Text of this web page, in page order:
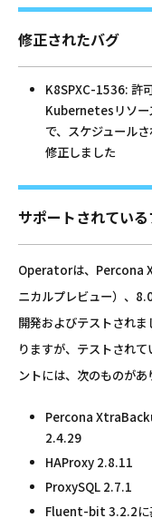
修正されたバグ
K8SPXC-1536: 許
Kubernetesリソー
で、スケジュール
修正しました
サポートされてい
Operatorは、Percona
ニカルプレビュー）、
開発およびテストされ
りますが、テストされ
ントには、次のものがあ
Percona
2.4.29
HAProxy 2.8.11
ProxySQL 2.7.1
Fluent-bit 3.2.2